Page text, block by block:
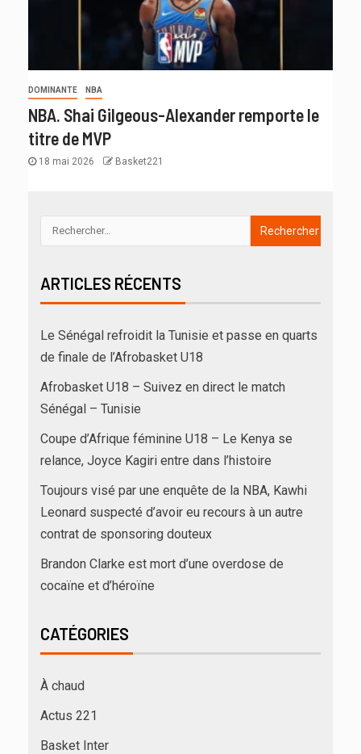
DOMINANTE NBA
NBA. Shai Gilgeous-Alexander remporte le
titre de MVP
18 mai 2026 Basket221
ARTICLES RÉCENTS
Le Sénégal refroidit la Tunisie et passe en quarts
de finale de l’Afrobasket U18
Afrobasket U18 – Suivez en direct le match
Sénégal – Tunisie
Coupe d’Afrique féminine U18 – Le Kenya se
relance, Joyce Kagiri entre dans l’histoire
Toujours visé par une enquête de la NBA, Kawhi
Leonard suspecté d’avoir eu recours à un autre
contrat de sponsoring douteux
Brandon Clarke est mort d’une overdose de
cocaïne et d’héroïne
CATÉGORIES
À chaud
Actus 221
Basket Inter